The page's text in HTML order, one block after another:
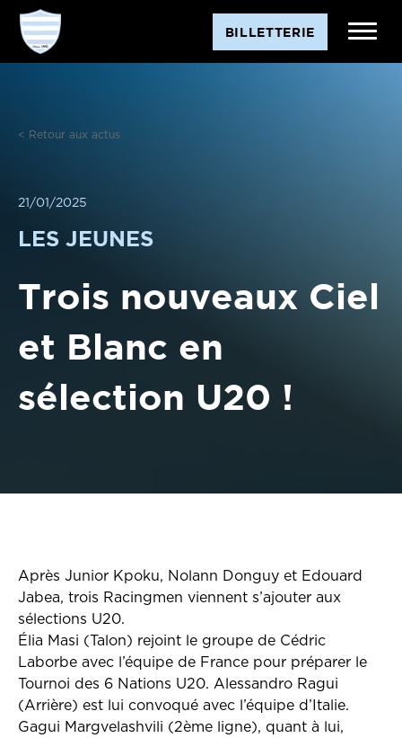
Aller
contenu
BILLETTERIE
< Retour aux actus
21/01/2025
LES JEUNES
Trois nouveaux Ciel
et Blanc en
sélection U20 !
Après Junior Kpoku, Nolann Donguy et Edouard
Jabea, trois Racingmen viennent s’ajouter aux
sélections U20.
Élia Masi (Talon) rejoint le groupe de Cédric
Laborbe avec l’équipe de France pour préparer le
Tournoi des 6 Nations U20. Alessandro Ragui
(Arrière) est lui convoqué avec l’équipe d’Italie.
Gagui Margvelashvili (2ème ligne), quant à lui,